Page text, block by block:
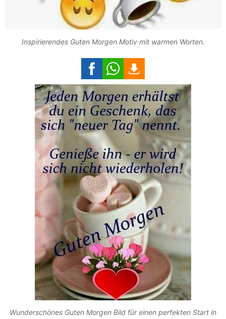
Inspirierendes Guten Morgen Motiv mit warmen Worten.
Wunderschönes Guten Morgen Bild für einen perfekten Start in